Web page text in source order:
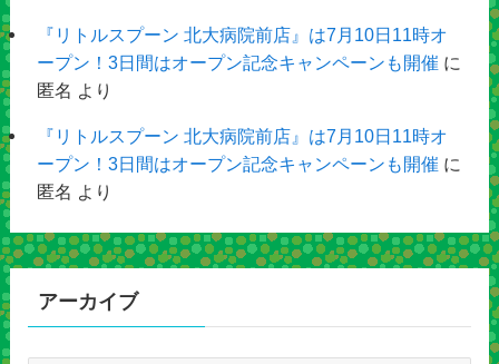
『リトルスプーン 北大病院前店』は7月10日11時オ
ープン！3日間はオープン記念キャンペーンも開催 に
匿名 より
『リトルスプーン 北大病院前店』は7月10日11時オ
ープン！3日間はオープン記念キャンペーンも開催 に
匿名 より
アーカイブ